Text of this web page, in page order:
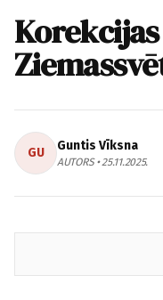
GU Guntis Vīksna
AUTORS • 25.11.2025.